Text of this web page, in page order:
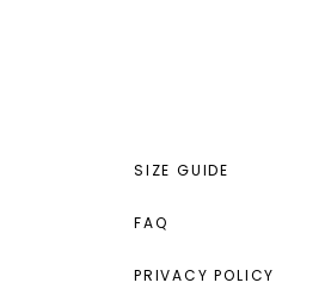
SIZE GUIDE
FAQ
PRIVACY POLICY